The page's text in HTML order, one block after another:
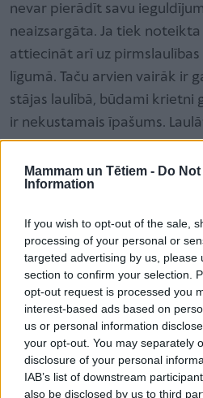
Mammam un Tētiem - Do
Information
If you wish to opt-out of the sale,
processing of your personal or
targeted advertising by us, please
section to confirm your selection.
opt-out request is processed you
interest-based ads based on
us or personal information
your opt-out. You may separately
disclosure of your personal
IAB’s list of downstream
also be disclosed by us to third
nevar pierādīt savu
neaizsargāta. Ja tiek
attiecināt arī uz
līgumā. Taču arvien vairāk ir
stājas laulībā, būdami krietni
ir nekustamais īpašums.
nošķir no romantiskām
vienojas par mantas šķirtību.
laulātaā vārda, otrs ar to
saviem parādiem.
Laulības līgums jāsastāda
notariāli jāapstiprina, tad
mantisko attiecību reģistrā,
reģistrā. Reģistrā jāierodas
pasēm un līgumu, jāuzraksta
līgumu reģistrēt.